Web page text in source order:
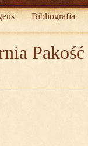
Bibliografia
Pakość